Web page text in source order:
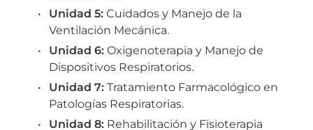
Unidad 5: Cuidados y Manejo de la
Ventilación Mecánica.
Unidad 6: Oxigenoterapia y Manejo de
Dispositivos Respiratorios.
Unidad 7: Tratamiento Farmacológico en
Patologías Respiratorias.
Unidad 8: Rehabilitación y Fisioterapia